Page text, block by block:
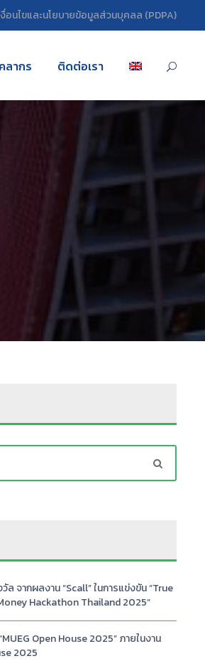
งื่อนไขและนโยบายข้อมูลส่วนบุคลล (PDPA)
ลากร ติดต่อเรา
จากผลงาน “Scall” ในการแข่งขัน “True
Hackathon Thailand 2025”
Open House 2025” ภายในงาน
2025